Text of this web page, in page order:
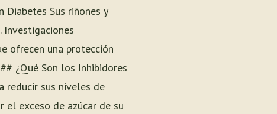
Diabetes Sus riñones y
ofrecen una protección
¿Qué Son los Inhibidores
reducir sus niveles de
el exceso de azúcar de su